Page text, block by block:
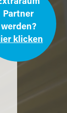
Partner
werden?
klicken